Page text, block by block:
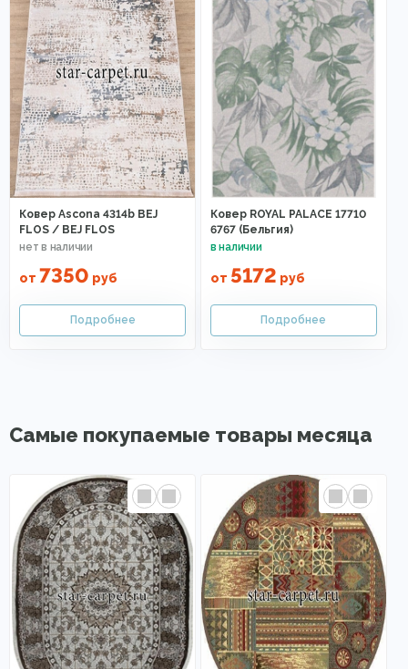
Ковер Ascona 4314b BEJ
FLOS / BEJ FLOS
от 7350 руб
Ковер ROYAL PALACE 17710
6767 (Бельгия)
от 5172 руб
Самые покупаемые товары месяца